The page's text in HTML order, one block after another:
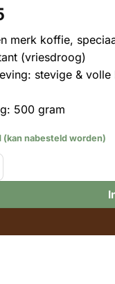
merk koffie,
(vriesdroog)
stevige &
500 gram
(kan nabesteld worden)
– Instant koffie